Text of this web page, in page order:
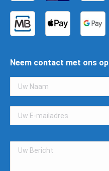
Neem contact met ons op
Gelieve
dit